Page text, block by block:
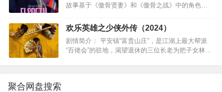
故事基于《傲骨贤妻》和《傲骨之战》中的角色创
精明但异于常人的律师，在芝加哥取得事业上…
欢乐英雄之少侠外传（2024）
剧情简介： 平安镇“富贵山庄”，是江湖上最大帮派
“百佬会”的驻地，渴望退休的三位长老为把子女林太
聚合网盘搜索